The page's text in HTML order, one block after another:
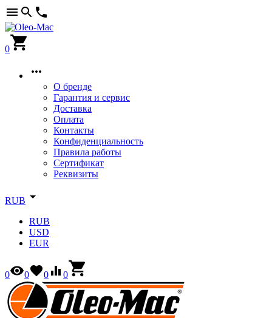
0
О бренде
Гарантия и сервис
Доставка
Оплата
Контакты
Конфиденциальность
Правила работы
Сертификат
Реквизиты
RUB
RUB
USD
EUR
0 0 0 0